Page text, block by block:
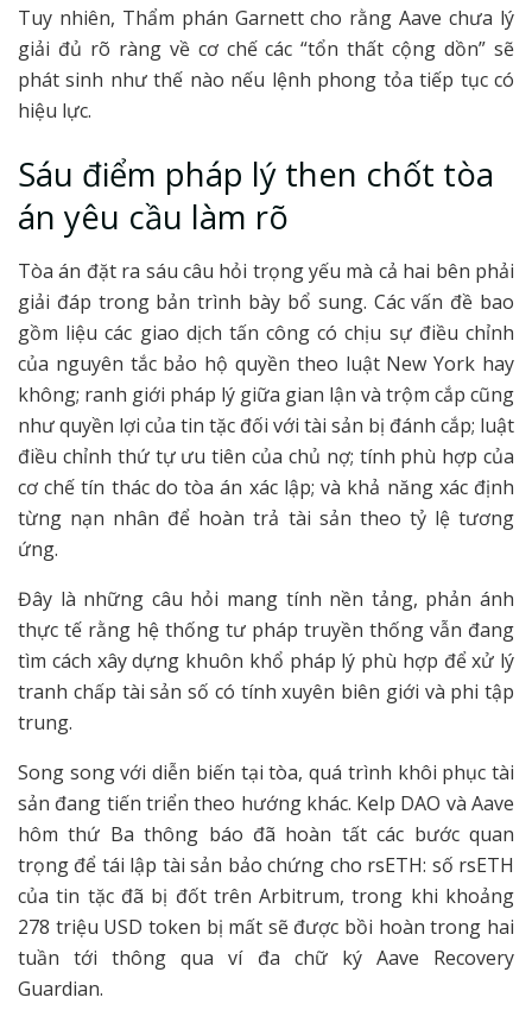
Tuy nhiên, Thẩm phán Garnett cho rằng Aave chưa lý
giải đủ rõ ràng về cơ chế các “tổn thất cộng dồn” sẽ
phát sinh như thế nào nếu lệnh phong tỏa tiếp tục có
hiệu lực.
Sáu điểm pháp lý then chốt tòa
án yêu cầu làm rõ
Tòa án đặt ra sáu câu hỏi trọng yếu mà cả hai bên phải
giải đáp trong bản trình bày bổ sung. Các vấn đề bao
gồm liệu các giao dịch tấn công có chịu sự điều chỉnh
của nguyên tắc bảo hộ quyền theo luật New York hay
không; ranh giới pháp lý giữa gian lận và trộm cắp cũng
như quyền lợi của tin tặc đối với tài sản bị đánh cắp; luật
điều chỉnh thứ tự ưu tiên của chủ nợ; tính phù hợp của
cơ chế tín thác do tòa án xác lập; và khả năng xác định
từng nạn nhân để hoàn trả tài sản theo tỷ lệ tương
ứng.
Đây là những câu hỏi mang tính nền tảng, phản ánh
thực tế rằng hệ thống tư pháp truyền thống vẫn đang
tìm cách xây dựng khuôn khổ pháp lý phù hợp để xử lý
tranh chấp tài sản số có tính xuyên biên giới và phi tập
trung.
Song song với diễn biến tại tòa, quá trình khôi phục tài
sản đang tiến triển theo hướng khác. Kelp DAO và Aave
hôm thứ Ba thông báo đã hoàn tất các bước quan
trọng để tái lập tài sản bảo chứng cho rsETH: số rsETH
của tin tặc đã bị đốt trên Arbitrum, trong khi khoảng
278 triệu USD token bị mất sẽ được bồi hoàn trong hai
tuần tới thông qua ví đa chữ ký Aave Recovery
Guardian.